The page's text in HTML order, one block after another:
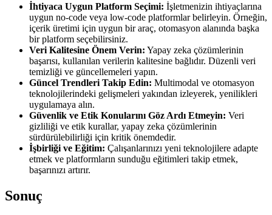
İhtiyaca Uygun Platform Seçimi: İşletmenizin ihtiyaçlarına
uygun no-code veya low-code platformlar belirleyin. Örneğin,
içerik üretimi için uygun bir araç, otomasyon alanında başka
bir platform seçebilirsiniz.
Veri Kalitesine Önem Verin: Yapay zeka çözümlerinin
başarısı, kullanılan verilerin kalitesine bağlıdır. Düzenli veri
temizliği ve güncellemeleri yapın.
Güncel Trendleri Takip Edin: Multimodal ve otomasyon
teknolojilerindeki gelişmeleri yakından izleyerek, yenilikleri
uygulamaya alın.
Güvenlik ve Etik Konularını Göz Ardı Etmeyin: Veri
gizliliği ve etik kurallar, yapay zeka çözümlerinin
sürdürülebilirliği için kritik önemdedir.
İşbirliği ve Eğitim: Çalışanlarınızı yeni teknolojilere adapte
etmek ve platformların sunduğu eğitimleri takip etmek,
başarınızı artırır.
Sonuç